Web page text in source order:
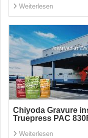
Weiterlesen
Chiyoda Gravure
Truepress PAC
Weiterlesen